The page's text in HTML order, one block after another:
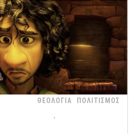
ΘΕΟΛΟΓΙΑ ΠΟΛΙΤΙΣΜΟΣ